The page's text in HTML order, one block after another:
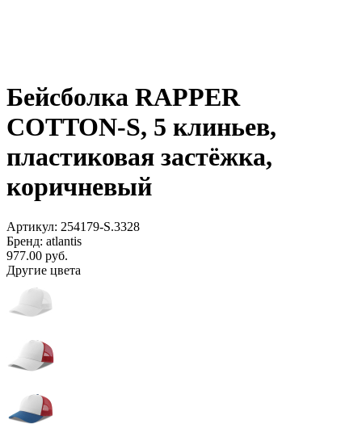
Бейсболка RAPPER
COTTON-S, 5 клиньев,
пластиковая застёжка,
коричневый
Артикул: 254179-S.3328
Бренд: atlantis
977.00 руб.
Другие цвета